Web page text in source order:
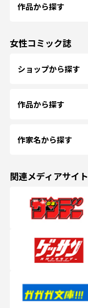
作品から探す
女性コミック誌
ショップから探す
作品から探す
作家名から探す
関連メディアサイト